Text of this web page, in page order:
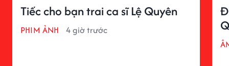
Tiếc cho bạn trai ca sĩ Lệ Quyên
PHIM ẢNH 4 giờ trước